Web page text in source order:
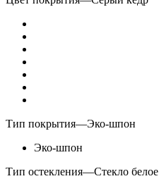
Тип покрытия—Эко-шпон
Эко-шпон
Тип остекления—Стекло белое